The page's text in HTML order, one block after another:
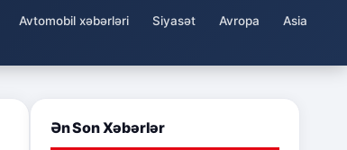
Avtomobil xəbərləri Siyasət Avropa
Asia
Ən Son Xəbərlər